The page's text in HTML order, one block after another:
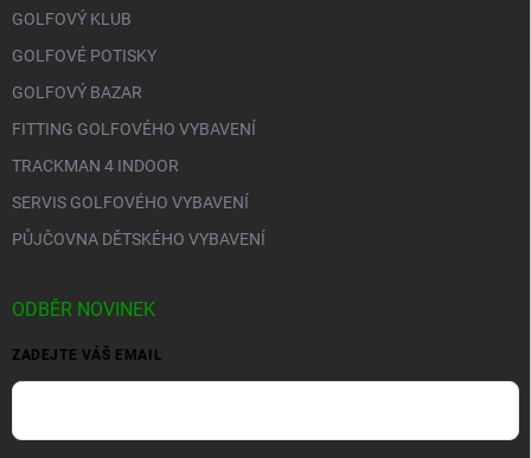
GOLFOVÝ KLUB
GOLFOVÉ POTISKY
GOLFOVÝ BAZAR
FITTING GOLFOVÉHO VYBAVENÍ
TRACKMAN 4 INDOOR
SERVIS GOLFOVÉHO VYBAVENÍ
PŮJČOVNA DĚTSKÉHO VYBAVENÍ
ODBĚR NOVINEK
ZADEJTE VÁŠ EMAIL